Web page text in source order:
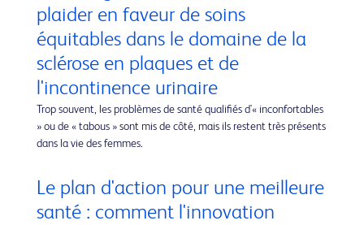
plaider en faveur de soins
équitables dans le domaine de la
sclérose en plaques et de
l'incontinence urinaire
Trop souvent, les problèmes de santé qualifiés d'« inconfortables
» ou de « tabous » sont mis de côté, mais ils restent très présents
dans la vie des femmes.
Le plan d'action pour une meilleure
santé : comment l'innovation